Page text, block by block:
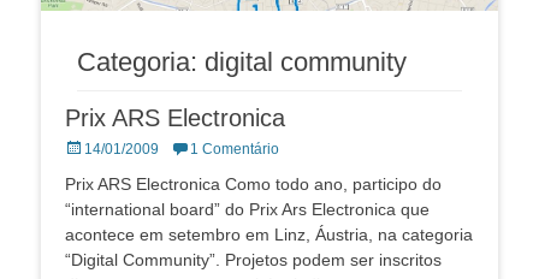
Categoria: digital community
Prix ARS Electronica
Posted
14/01/2009 1 Comentário
Prix ARS Electronica Como todo ano, participo do
“international board” do Prix Ars Electronica que
acontece em setembro em Linz, Áustria, na categoria
“Digital Community”. Projetos podem ser inscritos